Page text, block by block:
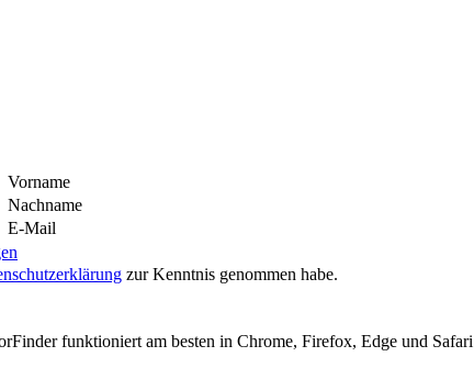
Vorname
Nachname
E-Mail
zur Kenntnis genommen habe.
funktioniert am besten in Chrome, Firefox, Edge und Safari